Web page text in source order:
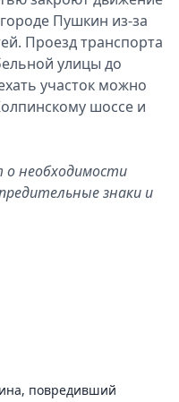
Пушкин из-за
Проезд транспорта
улицы до
участок можно
шоссе и
необходимости
знаки и
повредивший